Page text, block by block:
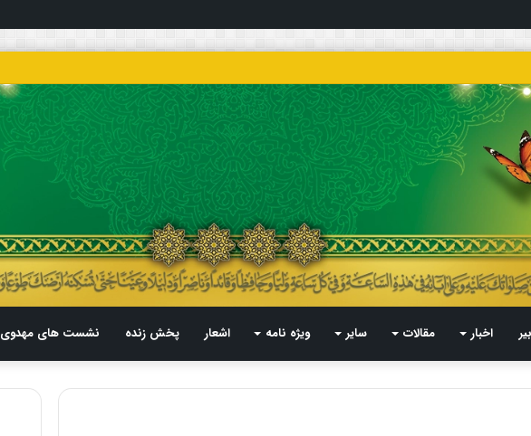
اخبار مقالات سایر ویژه نامه اشعار پخش زنده نشست های مهدوی